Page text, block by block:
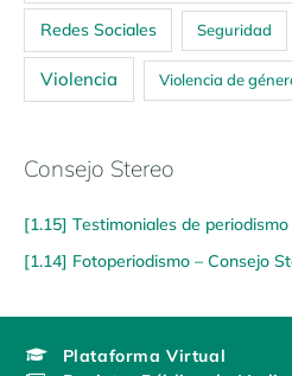
Redes Sociales Seguridad
Violencia Violencia de
Consejo Stereo
[1.15] Testimoniales de
[1.14] Fotoperiodismo – Consejo
Plataforma Virtual